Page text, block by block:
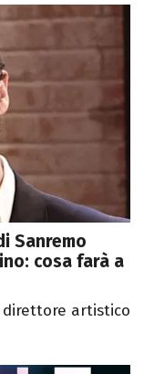
Sanremo
cosa farà a
artistico